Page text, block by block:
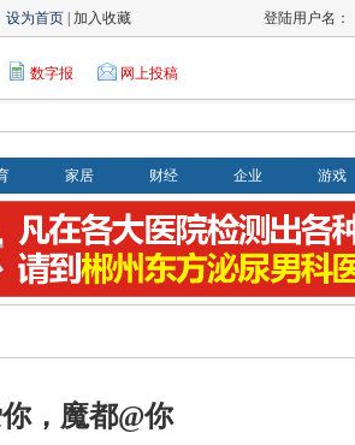
设为首页 | 加入收藏 登陆用户名：
数字报 网上投稿
家居 财经 企业 游戏
，魔都@你